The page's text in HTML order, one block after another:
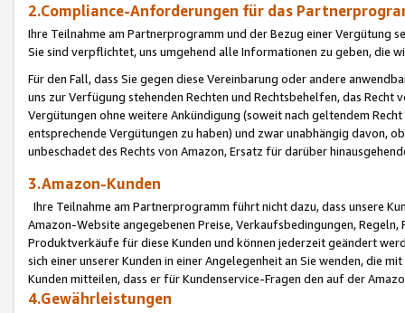
2.Compliance-Anforderungen für das
Ihre Teilnahme am Partnerprogramm und der Bezug einer Vergütung
Sie sind verpflichtet, uns umgehend alle Informationen zu geben, die
Für den Fall, dass Sie gegen diese Vereinbarung oder andere
uns zur Verfügung stehenden Rechten und Rechtsbehelfen, das
Vergütungen ohne weitere Ankündigung (soweit nach geltendem
entsprechende Vergütungen zu haben) und zwar unabhängig davon,
unbeschadet des Rechts von Amazon, Ersatz für darüber
3.Amazon-Kunden
Ihre Teilnahme am Partnerprogramm führt nicht dazu, dass unsere
Amazon-Website angegebenen Preise, Verkaufsbedingungen,
Produktverkäufe für diese Kunden und können jederzeit geändert
sich einer unserer Kunden in einer Angelegenheit an Sie wenden, die
Kunden mitteilen, dass er für Kundenservice-Fragen den auf der
4.Gewährleistungen